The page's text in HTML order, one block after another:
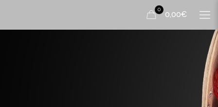
0
0,00€